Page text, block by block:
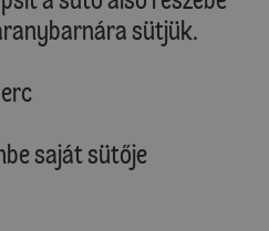
sütjük.
saját sütője